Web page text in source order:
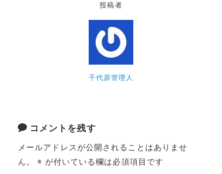
投稿者
千代原管理人
コメントを残す
メールアドレスが公開されることはありませ
ん。
※ が付いている欄は必須項目です